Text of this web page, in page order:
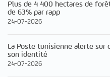
Plus de 4 400 hectares de
de 63% par rapp
24-07-2026
La Poste tunisienne alerte sur
son identité
24-07-2026